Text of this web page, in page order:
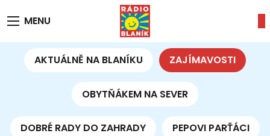
MENU
AKTUÁLNĚ NA BLANÍKU ZAJÍMAVOSTI
OBYTŇÁKEM NA SEVER
DOBRÉ RADY DO ZAHRADY PEPOVI PARŤÁCI